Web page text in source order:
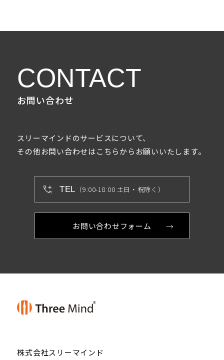
CONTACT
お問い合わせ
スリーマインドのサービスについて、
その他お問い合わせはこちらからお願いいたします。
TEL （9:00-18:00 土日・祝除く）
お問い合わせフォーム
株式会社スリーマインド